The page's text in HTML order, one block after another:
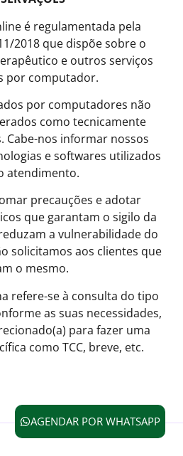
é regulamentada pela
2018 que dispõe sobre o
e outros serviços
por computador.
por computadores não
como tecnicamente
Cabe-nos informar nossos
e softwares utilizados
atendimento.
precauções e adotar
que garantam o sigilo da
a vulnerabilidade do
solicitamos aos clientes que
o mesmo.
refere-se à consulta do tipo
as suas necessidades,
para fazer uma
como TCC, breve, etc.
AGENDAR POR WHATSAPP